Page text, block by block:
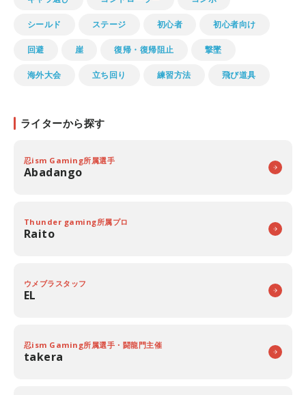
シールド ステージ 初心者 初心者向け
回避 崖 復帰・復帰阻止 撃墜
海外大会 立ち回り 練習方法 飛び道具
ライターから探す
忍ism Gaming所属選手
Abadango
Thunder gaming所属プロ
Raito
ウメブラスタッフ
EL
忍ism Gaming所属選手・闘龍門主催
takera